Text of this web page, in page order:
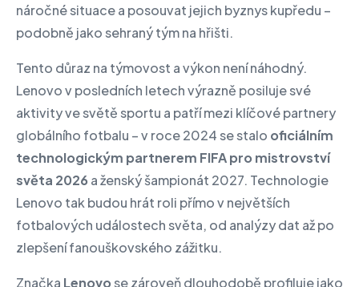
náročné situace a posouvat jejich byznys kupředu –
podobně jako sehraný tým na hřišti.
Tento důraz na týmovost a výkon není náhodný.
Lenovo v posledních letech výrazně posiluje své
aktivity ve světě sportu a patří mezi klíčové partnery
globálního fotbalu – v roce 2024 se stalo oficiálním
technologickým partnerem FIFApro mistrovství
světa 2026 a ženský šampionát 2027. Technologie
Lenovo tak budou hrát roli přímo v největších
fotbalových událostech světa, od analýzy dat až po
zlepšení fanouškovského zážitku.
Značka Lenovose zároveň dlouhodobě profiluje jako